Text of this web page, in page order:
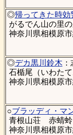
◎帰ってきた時効
がるでん山の里
神奈川県相模原
◎デカ黒川鈴木
石楯尾（いわた
神奈川県相模原
○ブラッディ・マ
青根山荘 赤蜻蛉
神奈川県相模原